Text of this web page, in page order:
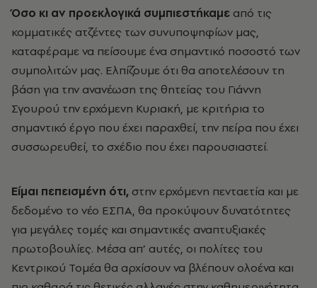
Όσο κι αν προεκλογικά συμπιεστήκαμε από τις
κομματικές ατζέντες των συνυποψηφίων μας,
καταφέραμε να πείσουμε ένα σημαντικό ποσοστό των
συμπολιτών μας. Ελπίζουμε ότι θα αποτελέσουν τη
βάση για την ανανέωση της θητείας του Γιάννη
Σγουρού την ερχόμενη Κυριακή, με κριτήρια το
σημαντικό έργο που έχει παραχθεί, την πείρα που έχει
συσσωρευθεί, το σχέδιο που έχει παρουσιαστεί.
Είμαι πεπεισμένη ότι, στην ερχόμενη πενταετία και με
δεδομένο το νέο ΕΣΠΑ, θα προκύψουν δυνατότητες
για μεγάλες τομές και σημαντικές αναπτυξιακές
πρωτοβουλίες. Μέσα απ’ αυτές, οι πολίτες του
Κεντρικού Τομέα θα αρχίσουν να βλέπουν ολοένα και